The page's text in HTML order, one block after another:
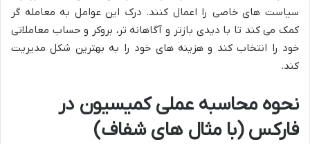
سیاست های خاصی را اعمال کنند. درک این عوامل به معامله گر
کمک می کند تا با دیدی بازتر و آگاهانه تر، بروکر و حساب معاملاتی
خود را انتخاب کند و هزینه های خود را به بهترین شکل مدیریت
کند.
نحوه محاسبه عملی کمیسیون در
فارکس (با مثال های شفاف)